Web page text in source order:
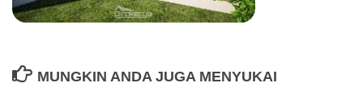
MUNGKIN ANDA JUGA MENYUKAI